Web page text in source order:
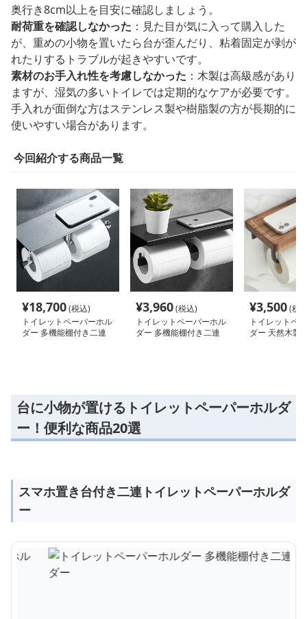
奥行き8cm以上を目安に確認しましょう。
耐荷重を確認しなかった ：見た目が気に入って購入した
が、重めの小物を置いたら台が歪んだり、粘着固定が剥が
れたりするトラブルが起きやすいです。
素材のお手入れ性を考慮しなかった ：木製は高級感があり
ますが、湿気の多いトイレでは定期的なケアが必要です。
手入れが面倒な方はステンレス製や樹脂製の方が長期的に
使いやすい場合があります。
今回紹介する商品一覧
¥18,700(税込)
トイレットペーパーホル
ダー 多機能棚付き二連
¥3,960(税込)
トイレットペーパーホル
ダー 多機能棚付き二連
¥3,500(税
トイレットペ
ダー 天然木製
台に小物が置けるトイレットペーパーホルダ
ー！便利な商品20選
スマホ置き台付き二連トイレットペーパーホルダ
ー